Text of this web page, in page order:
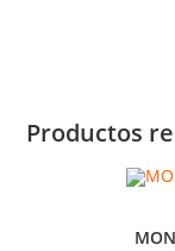
Productos